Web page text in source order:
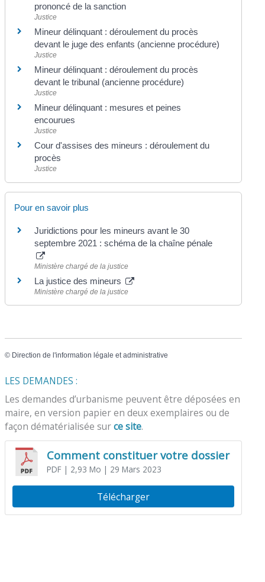
prononcé de la sanction
Justice
Mineur délinquant : déroulement du procès
devant le juge des enfants (ancienne procédure)
Justice
Mineur délinquant : déroulement du procès
devant le tribunal (ancienne procédure)
Justice
Mineur délinquant : mesures et peines
encourues
Justice
Cour d'assises des mineurs : déroulement du
procès
Justice
Pour en savoir plus
Juridictions pour les mineurs avant le 30
septembre 2021 : schéma de la chaîne pénale
Ministère chargé de la justice
La justice des mineurs
Ministère chargé de la justice
© Direction de l'information légale et administrative
LES DEMANDES :
Les demandes d’urbanisme peuvent être déposées en
maire, en version papier en deux exemplaires ou de
façon dématérialisée surce site.
Comment constituer votre dossier
PDF| 2,93 Mo | 29 Mars 2023
Télécharger